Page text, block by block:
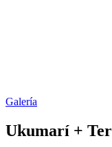
Galería
Ukumarí +